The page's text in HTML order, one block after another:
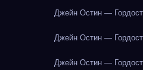
Джейн Остин —
Джейн Остин —
Джейн Остин —